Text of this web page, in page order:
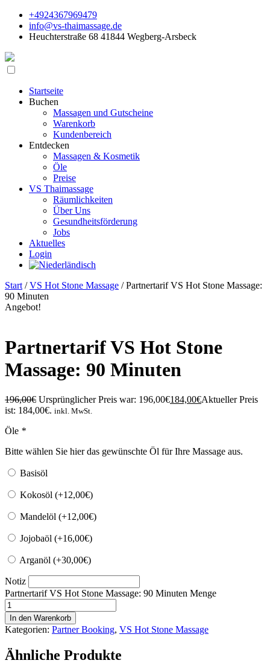
+4924367969479
info@vs-thaimassage.de
Heuchterstraße 68 41844 Wegberg-Arsbeck
Startseite
Buchen
Massagen und Gutscheine
Warenkorb
Kundenbereich
Entdecken
Massagen & Kosmetik
Öle
Preise
VS Thaimassage
Räumlichkeiten
Über Uns
Gesundheitsförderung
Jobs
Aktuelles
Login
Start /VS Hot Stone Massage / Partnertarif VS Hot Stone Massage:
90 Minuten
Angebot!
Partnertarif VS Hot Stone
Massage: 90 Minuten
196,00€ Ursprünglicher Preis war: 196,00€184,00€Aktueller Preis
ist: 184,00€. inkl. MwSt.
Öle *
Bitte wählen Sie hier das gewünschte Öl für Ihre Massage aus.
Basisöl
Kokosöl (+12,00€)
Mandelöl (+12,00€)
Jojobaöl (+16,00€)
Arganöl (+30,00€)
Notiz
Partnertarif VS Hot Stone Massage: 90 Minuten Menge
In den Warenkorb
Kategorien: Partner Booking, VS Hot Stone Massage
Ähnliche Produkte